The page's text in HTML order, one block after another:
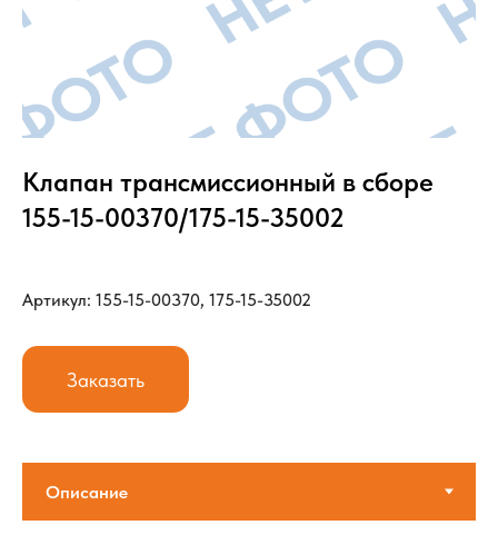
Клапан трансмиссионный в сборе
155-15-00370/175-15-35002
Артикул: 155-15-00370, 175-15-35002
Заказать